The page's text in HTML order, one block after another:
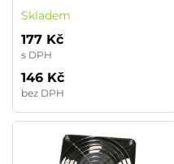
Skladem
177 Kč
s DPH
146 Kč
bez DPH